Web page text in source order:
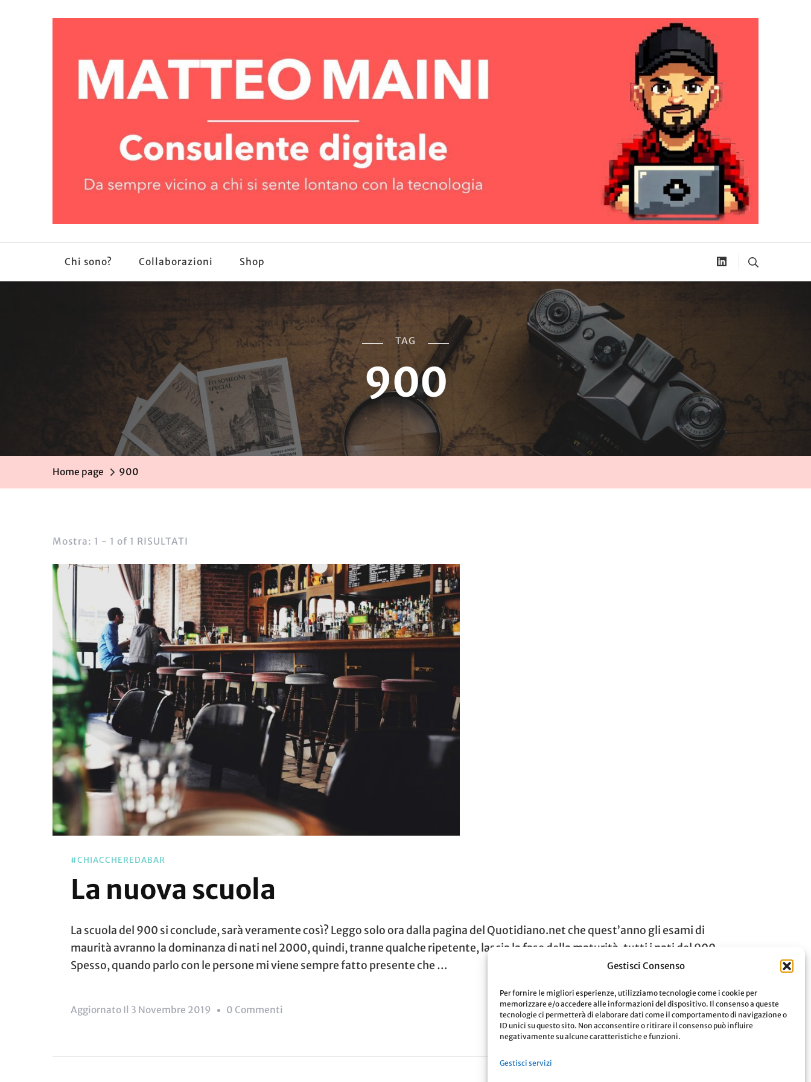
Gestisci Consenso
Per fornire le migliori esperienze, utilizziamo tecnologie come i cookie per
memorizzare e/o accedere alle informazioni del dispositivo. Il consenso a queste
tecnologie ci permetterà di elaborare dati come il comportamento di navigazione o
ID unici su questo sito. Non acconsentire o ritirare il consenso può influire
negativamente su alcune caratteristiche e funzioni.
Gestisci servizi
Chi sono? Collaborazioni Shop
TAG
900
Home page 900
Mostra: 1 - 1 of 1 RISULTATI
#CHIACCHEREDABAR
La nuova scuola
La scuola del 900 si conclude, sarà veramente così? Leggo solo ora dalla pagina del Quotidiano.net che quest’anno gli esami di
maurità avranno la dominanza di nati nel 2000, quindi, tranne qualche ripetente, lascia la fase della maturità, tutti i nati del 900.
Spesso, quando parlo con le persone mi viene sempre fatto presente che …
Aggiornato Il 3 Novembre 2019 0 Commenti Leggi